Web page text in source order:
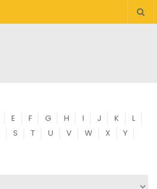
E F G H I J K
L
S T U V W X
Y